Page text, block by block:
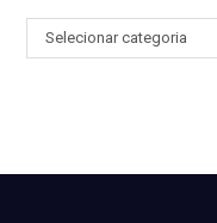
Selecionar categoria